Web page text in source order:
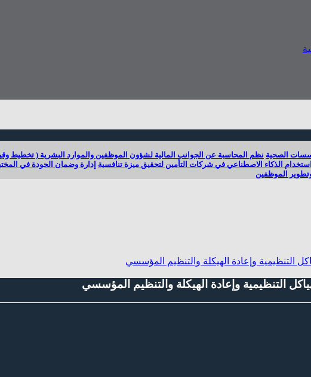
الصحية نظم المحاسبة عن الجوانب المالية لشؤون الموظفين والموارد البشرية ( تخطيط
استخدام الذكاء الاصطناعي في شركات التأمين لتحقيق ميزة تنافسية إدارة وضمان الجودة في
وتطوير الموظفين
التنظيمية وإعادة الهيكلة والتنظيم المؤسسي
التنظيمية وإعادة الهيكلة والتنظيم المؤسسي